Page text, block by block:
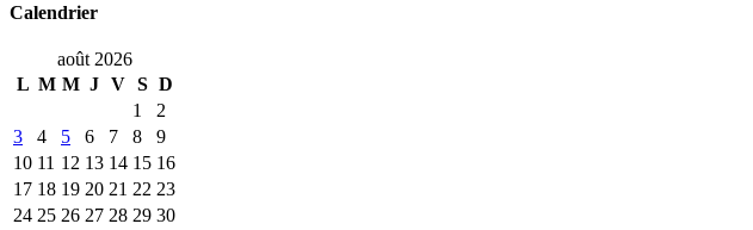
Calendrier
août 2026
L M M J V S D
1
2
3
4 5 6 7 8
9
10 11 12 13 14 15 16
17 18 19 20 21 22 23
24 25 26 27 28 29 30